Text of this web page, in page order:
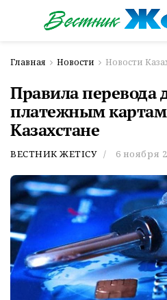
Главная Новости Новости
Правила перевода
платежным
Казахстане
ВЕСТНИК ЖЕТІСУ 6 ноября